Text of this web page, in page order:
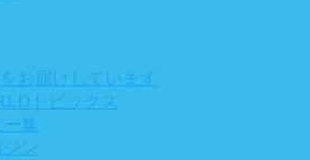
お届けしています
トピックス
集
ン